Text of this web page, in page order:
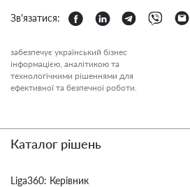
Зв'язатися:
забезпечує український бізнес
інформацією, аналітикою та
технологічними рішеннями для
ефективної та безпечної роботи.
Каталог рішень
Liga360: Керівник